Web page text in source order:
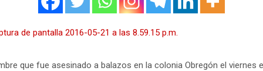
que fue asesinado a balazos en la colonia Obregón el viernes